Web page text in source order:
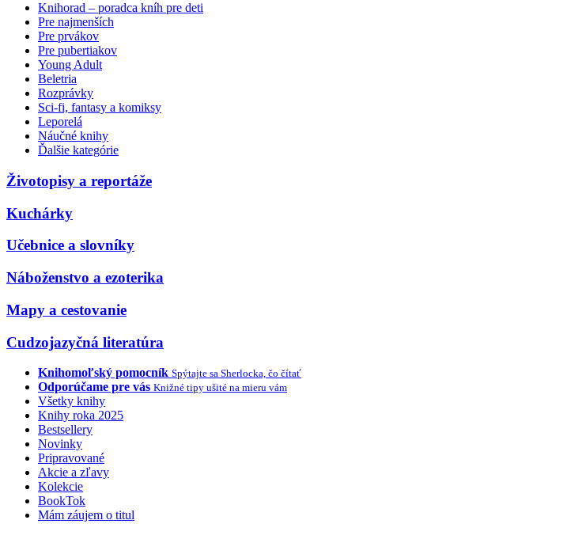
Knihorad – poradca kníh pre deti
Pre najmenších
Pre prvákov
Pre pubertiakov
Young Adult
Beletria
Rozprávky
Sci-fi, fantasy a komiksy
Leporelá
Náučné knihy
Ďalšie kategórie
Životopisy a reportáže
Kuchárky
Učebnice a slovníky
Náboženstvo a ezoterika
Mapy a cestovanie
Cudzojazyčná literatúra
Knihomoľský pomocník Spýtajte sa Sherlocka, čo čítať
Odporúčame pre vás Knižné tipy ušité na mieru vám
Všetky knihy
Knihy roka 2025
Bestsellery
Novinky
Pripravované
Akcie a zľavy
Kolekcie
BookTok
Mám záujem o titul